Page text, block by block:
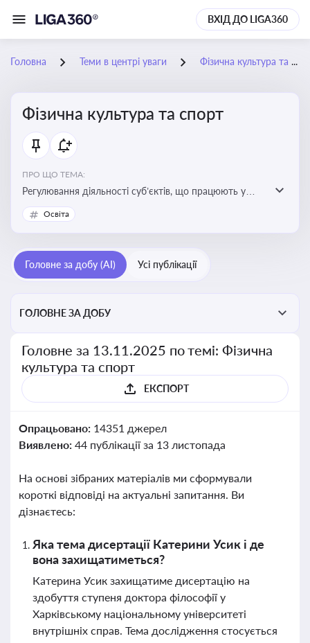
ВХІД ДО LIGA360
Головна Теми в центрі уваги Фізична культура та спорт
Фізична культура та спорт
ПРО ЩО ТЕМА:
Регулювання діяльності суб’єктів, що працюють у
сфері фізичної культури та спорту, включаючи
оздоровлення населення, професійний і аматорський
потенціалу, соціального захисту та ефективної
реалізації державної політики у цій галузі
Освіта
Головне за добу (AI) Усі публікації
ГОЛОВНЕ ЗА ДОБУ
Головне за 13.11.2025 по темі: Фізична
культура та спорт
ЕКСПОРТ
Опрацьовано: 14351 джерел
Виявлено: 44 публікації за 13 листопада
На основі зібраних матеріалів ми сформували
короткі відповіді на актуальні запитання. Ви
дізнаєтесь:
Яка тема дисертації Катерини Усик і де
вона захищатиметься?
Катерина Усик захищатиме дисертацію на
здобуття ступеня доктора філософії у
Харківському національному університеті
внутрішніх справ. Тема дослідження стосується